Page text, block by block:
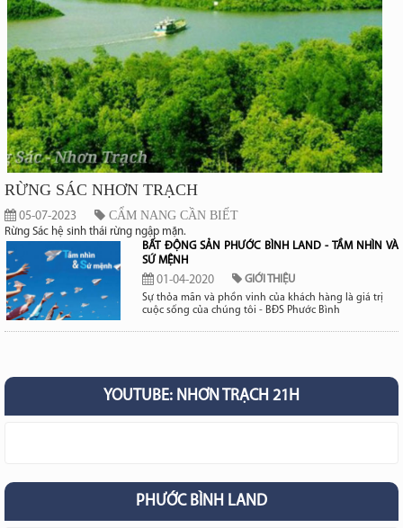
RỪNG SÁC NHƠN TRẠCH
05-07-2023 CẨM NANG CẦN BIẾT
Rừng Sác hệ sinh thái rừng ngập mặn.
BẤT ĐỘNG SẢN PHƯỚC BÌNH LAND - TẦM NHÌN VÀ
SỨ MỆNH
01-04-2020 GIỚI THIỆU
Sự thỏa mãn và phồn vinh của khách hàng là giá trị
cuộc sống của chúng tôi - BĐS Phước Bình
YOUTUBE: NHƠN TRẠCH 21H
PHƯỚC BÌNH LAND